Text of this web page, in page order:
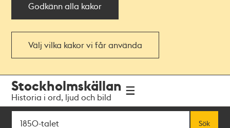
Godkänn alla kakor
Välj vilka kakor vi får använda
navigationen
huvudinnehållet
Stockholmskällan
Historia i ord, ljud och bild
Sök
Sök